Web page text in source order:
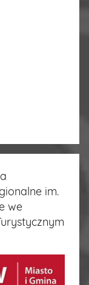
im.
we